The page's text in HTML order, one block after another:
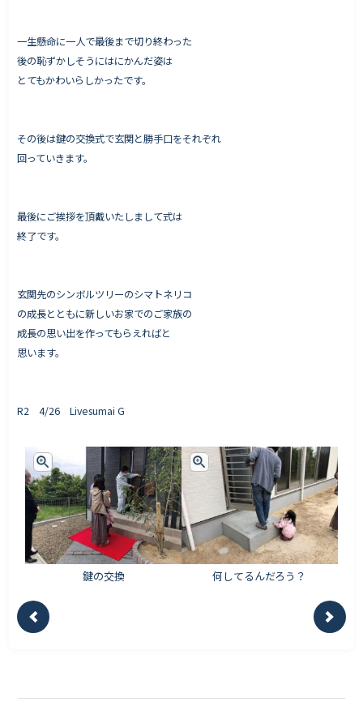
代表挨拶
スタッフ紹介
会社概要
一生懸命に一人で最後まで切り終わった
後の恥ずかしそうにはにかんだ姿は
とてもかわいらしかったです。
その後は鍵の交換式で玄関と勝手口をそれぞれ
回っていきます。
最後にご挨拶を頂戴いたしまして式は
終了です。
玄関先のシンボルツリーのシマトネリコ
の成長とともに新しいお家でのご家族の
成長の思い出を作ってもらえればと
思います。
R2 4/26 Livesumai G
鍵の交換 何してるんだろう？